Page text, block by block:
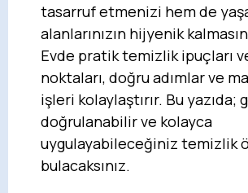
tasarruf etmenizi hem de
alanlarınızın hijyenik
Evde pratik temizlik ipuçları
noktaları, doğru adımlar ve
işleri kolaylaştırır. Bu yazıda;
doğrulanabilir ve kolayca
uygulayabileceğiniz temizlik
bulacaksınız.